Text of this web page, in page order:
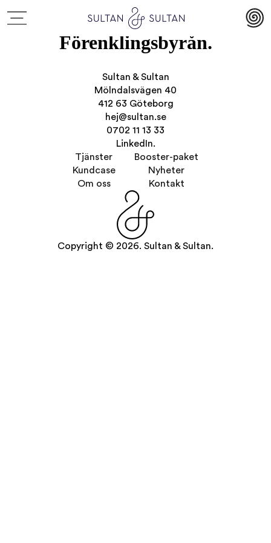
Förenklingsbyrån.
Sultan & Sultan
Mölndalsvägen 40
412 63 Göteborg
hej@sultan.se
0702 11 13 33
LinkedIn.
Tjänster
Kundcase
Om oss
Booster-paket
Nyheter
Kontakt
Copyright © 2026. Sultan & Sultan.